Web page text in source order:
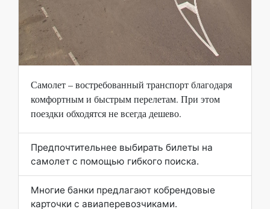
Самолет – востребованный транспорт благодаря
комфортным и быстрым перелетам. При этом
поездки обходятся не всегда дешево.
Предпочтительнее выбирать билеты на
самолет с помощью гибкого поиска.
Многие банки предлагают кобрендовые
карточки с авиаперевозчиками.